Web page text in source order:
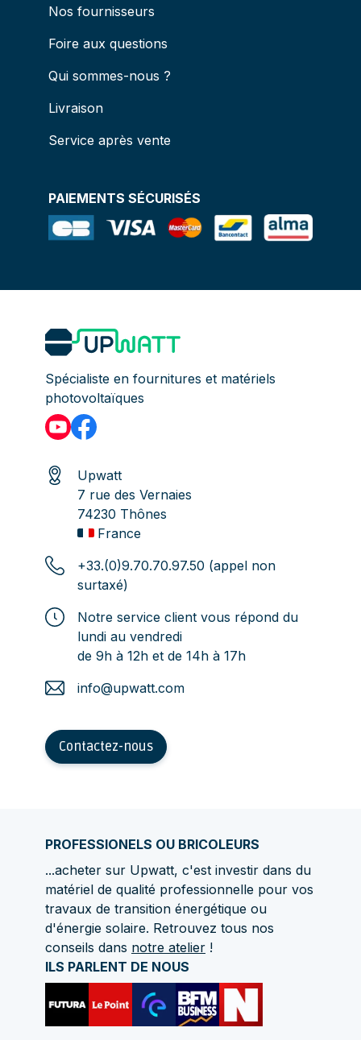
Nos fournisseurs
Foire aux questions
Qui sommes-nous ?
Livraison
Service après vente
PAIEMENTS SÉCURISÉS
Spécialiste en fournitures et matériels
photovoltaïques
Upwatt
7 rue des Vernaies
74230 Thônes
France
+33.(0)9.70.70.97.50 (appel non
surtaxé)
Notre service client vous répond du
lundi au vendredi
de 9h à 12h et de 14h à 17h
info@upwatt.com
Contactez-nous
PROFESSIONELS OU BRICOLEURS
...acheter sur Upwatt, c'est investir dans du
matériel de qualité professionnelle pour vos
travaux de transition énergétique ou
d'énergie solaire. Retrouvez tous nos
conseils dans notre atelier !
ILS PARLENT DE NOUS